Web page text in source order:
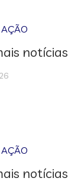
notícias
notícias